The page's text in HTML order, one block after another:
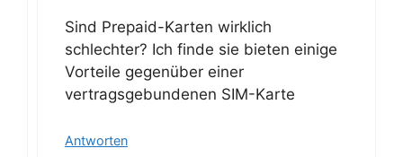
Sind Prepaid-Karten wirklich
schlechter? Ich finde sie bieten einige
Vorteile gegenüber einer
vertragsgebundenen SIM-Karte
Antworten